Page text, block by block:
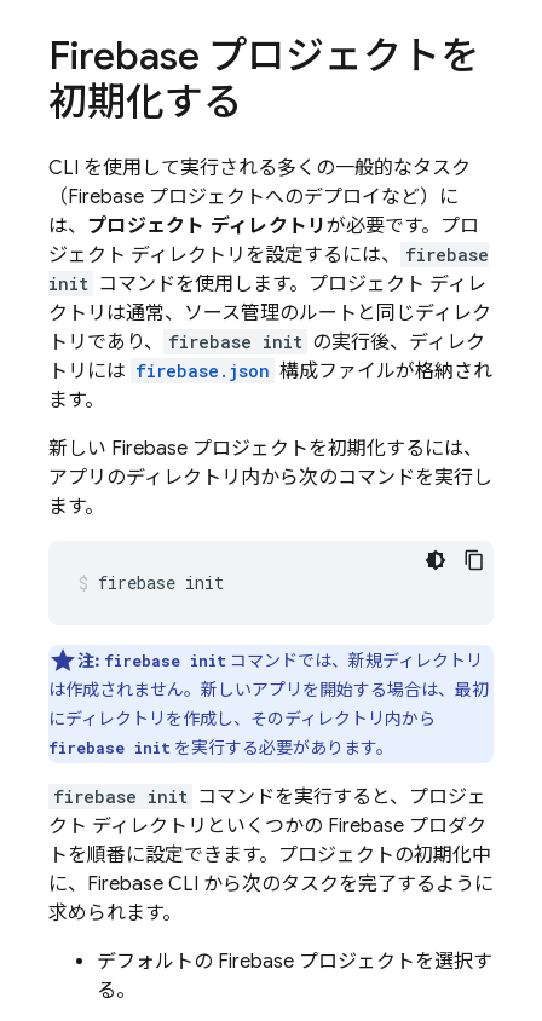
Firebase プロジェクトを
初期化する
CLI を使用して実行される多くの一般的なタスク
（Firebase プロジェクトへのデプロイなど）に
は、 プロジェクト ディレクトリが必要です。プロ
ジェクト ディレクトリを設定するには、
firebase
init コマンドを使用します。プロジェクト ディレ
クトリは通常、ソース管理のルートと同じディレク
トリであり、
firebase init の実行後、ディレク
トリには firebase.json 構成ファイルが格納され
ます。
新しい Firebase プロジェクトを初期化するには、
アプリのディレクトリ内から次のコマンドを実行し
ます。
firebase init
注: firebase initコマンドでは、新規ディレクトリ
は作成されません。新しいアプリを開始する場合は、最初
にディレクトリを作成し、そのディレクトリ内から
firebase init を実行する必要があります。
firebase init コマンドを実行すると、プロジェ
クト ディレクトリといくつかの Firebase プロダク
トを順番に設定できます。プロジェクトの初期化中
に、 Firebase CLI から次のタスクを完了するように
求められます。
デフォルトの Firebase プロジェクトを選択す
る。